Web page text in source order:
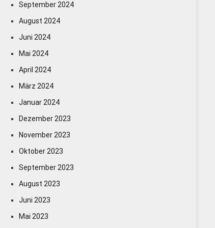
September 2024
August 2024
Juni 2024
Mai 2024
April 2024
März 2024
Januar 2024
Dezember 2023
November 2023
Oktober 2023
September 2023
August 2023
Juni 2023
Mai 2023